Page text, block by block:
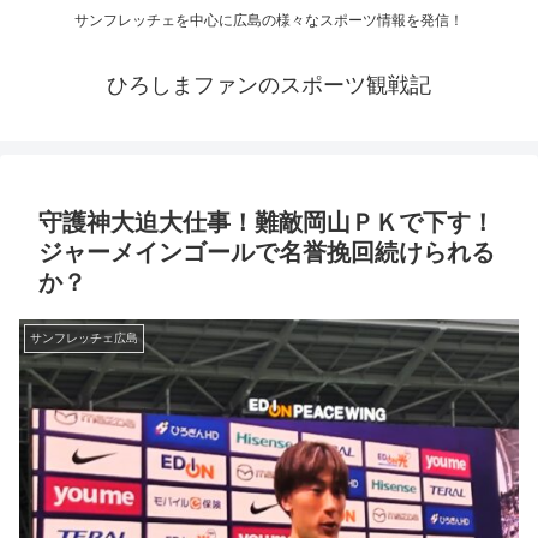
サンフレッチェを中心に広島の様々なスポーツ情報を発信！
ひろしまファンのスポーツ観戦記
守護神大迫大仕事！難敵岡山ＰＫで下す！
ジャーメインゴールで名誉挽回続けられる
か？
サンフレッチェ広島